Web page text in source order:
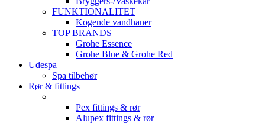
FUNKTIONALITET
Kogende vandhaner
TOP BRANDS
Grohe Essence
Grohe Blue & Grohe Red
Udespa
Spa tilbehør
Rør & fittings
–
Pex fittings & rør
Alupex fittings & rør